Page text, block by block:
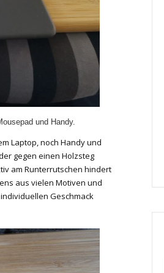
und Handy.
Laptop, noch Handy und
gegen einen Holzsteg
am Runterrutschen hindert
aus vielen Motiven und
Geschmack